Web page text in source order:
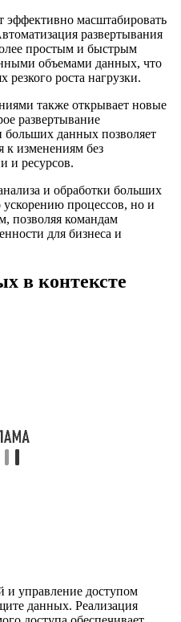
масштабировать
развертывания
простым и быстрым
объемами данных, что
резкого роста нагрузки.
также открывает новые
развертывание
больших данных позволяет
к изменениям без
и ресурсов.
и обработки больших
ускорению процессов, но и
позволяя командам
для бизнеса и
в контексте
и управление доступом
данных. Реализация